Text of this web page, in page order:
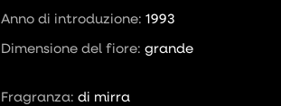
Anno di introduzione:1993
Dimensione del fiore:grande
Fragranza:di mirra